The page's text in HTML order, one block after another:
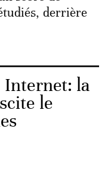
derrière
Internet: la
le